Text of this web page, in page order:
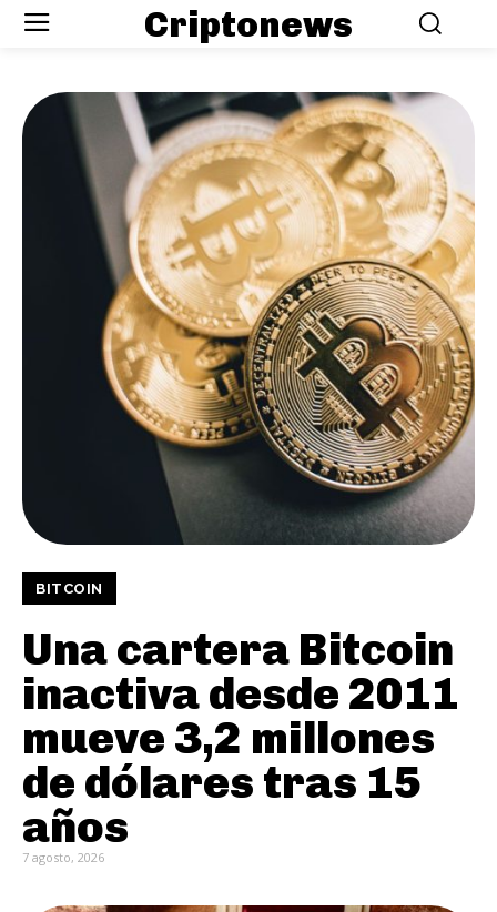
Criptonews
BITCOIN
Una cartera Bitcoin
inactiva desde 2011
mueve 3,2 millones
de dólares tras 15
años
7 agosto, 2026